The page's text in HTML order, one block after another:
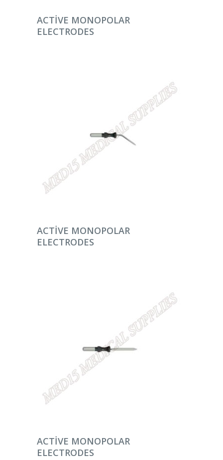
DEVAMINI OKU
ACTIVE MONOPOLAR
ELECTRODES
DEVAMINI OKU
ACTIVE MONOPOLAR
ELECTRODES
DEVAMINI OKU
ACTIVE MONOPOLAR
ELECTRODES